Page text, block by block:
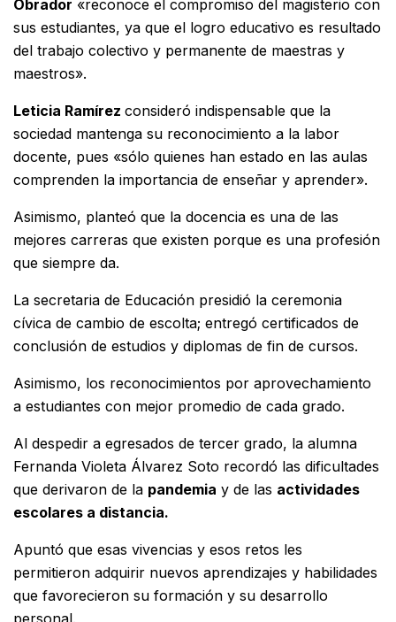
Obrador «reconoce el compromiso del magisterio con
sus estudiantes, ya que el logro educativo es resultado
del trabajo colectivo y permanente de maestras y
maestros».
Leticia Ramírez consideró indispensable que la
sociedad mantenga su reconocimiento a la labor
docente, pues «sólo quienes han estado en las aulas
comprenden la importancia de enseñar y aprender».
Asimismo, planteó que la docencia es una de las
mejores carreras que existen porque es una profesión
que siempre da.
La secretaria de Educación presidió la ceremonia
cívica de cambio de escolta; entregó certificados de
conclusión de estudios y diplomas de fin de cursos.
Asimismo, los reconocimientos por aprovechamiento
a estudiantes con mejor promedio de cada grado.
Al despedir a egresados de tercer grado, la alumna
Fernanda Violeta Álvarez Soto recordó las dificultades
que derivaron de la pandemia y de las actividades
escolares a distancia.
Apuntó que esas vivencias y esos retos les
permitieron adquirir nuevos aprendizajes y habilidades
que favorecieron su formación y su desarrollo
personal.